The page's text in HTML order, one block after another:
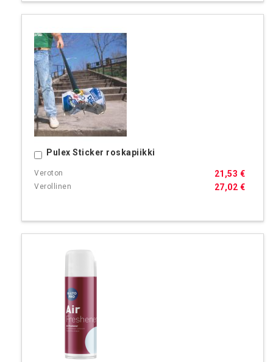
Pulex Sticker roskapiikki
27,02 €
21,53 €
Ostoskoriin